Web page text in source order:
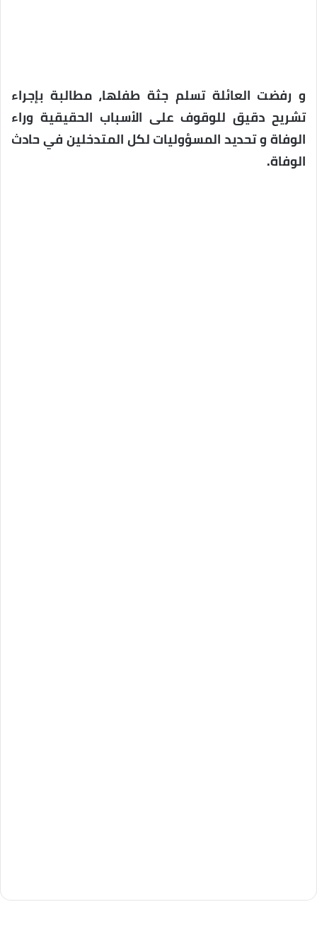
و رفضت العائلة تسلم جثة طفلها، مطالبة بإجراء
تشريح دقيق للوقوف على الأسباب الحقيقية وراء
الوفاة و تحديد المسؤوليات لكل المتدخلين في حادث
الوفاة.